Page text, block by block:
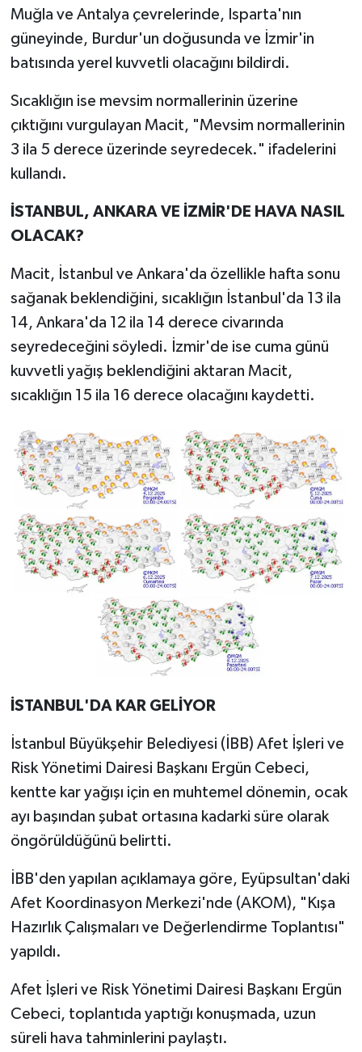
Muğla ve Antalya çevrelerinde, Isparta'nın
güneyinde, Burdur'un doğusunda ve İzmir'in
batısında yerel kuvvetli olacağını bildirdi.
Sıcaklığın ise mevsim normallerinin üzerine
çıktığını vurgulayan Macit, "Mevsim normallerinin
3 ila 5 derece üzerinde seyredecek." ifadelerini
kullandı.
İSTANBUL, ANKARA VE İZMİR'DE HAVA NASIL
OLACAK?
Macit, İstanbul ve Ankara'da özellikle hafta sonu
sağanak beklendiğini, sıcaklığın İstanbul'da 13 ila
14, Ankara'da 12 ila 14 derece civarında
seyredeceğini söyledi. İzmir'de ise cuma günü
kuvvetli yağış beklendiğini aktaran Macit,
sıcaklığın 15 ila 16 derece olacağını kaydetti.
İSTANBUL'DA KAR GELİYOR
İstanbul Büyükşehir Belediyesi (İBB) Afet İşleri ve
Risk Yönetimi Dairesi Başkanı Ergün Cebeci,
kentte kar yağışı için en muhtemel dönemin, ocak
ayı başından şubat ortasına kadarki süre olarak
öngörüldüğünü belirtti.
İBB'den yapılan açıklamaya göre, Eyüpsultan'daki
Afet Koordinasyon Merkezi'nde (AKOM), "Kışa
Hazırlık Çalışmaları ve Değerlendirme Toplantısı"
yapıldı.
Afet İşleri ve Risk Yönetimi Dairesi Başkanı Ergün
Cebeci, toplantıda yaptığı konuşmada, uzun
süreli hava tahminlerini paylaştı.